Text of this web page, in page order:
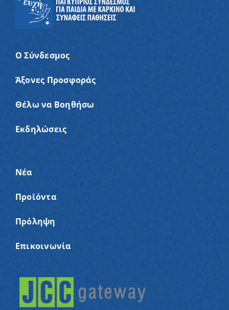
Ο Σύνδεσμος
Άξονες Προσφοράς
Θέλω να Βοηθήσω
Εκδηλώσεις
Νέα
Προϊόντα
Πρόληψη
Επικοινωνία